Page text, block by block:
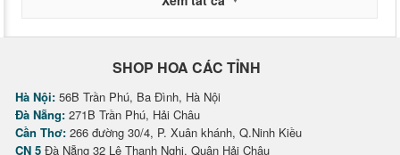
SHOP HOA CÁC TỈNH
Hà Nội: 56B Trần Phú, Ba Đình, Hà Nội
Đà Nẵng: 271B Trần Phú, Hải Châu
Cần Thơ: 266 đường 30/4, P. Xuân khánh, Q.Ninh Kiều
CN 5 Đà Nẵng 32 Lê Thanh Nghị, Quận Hải Châu